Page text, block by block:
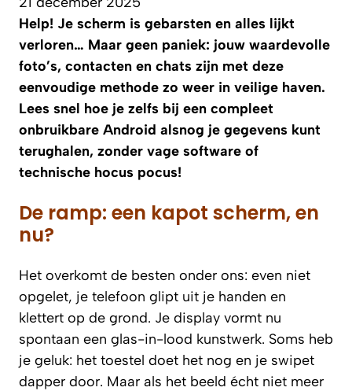
Help! Je scherm is gebarsten en alles lijkt
verloren… Maar geen paniek: jouw waardevolle
foto’s, contacten en chats zijn met deze
eenvoudige methode zo weer in veilige haven.
Lees snel hoe je zelfs bij een compleet
onbruikbare Android alsnog je gegevens kunt
terughalen, zonder vage software of
technische hocus pocus!
De ramp: een kapot scherm, en
nu?
Het overkomt de besten onder ons: even niet
opgelet, je telefoon glipt uit je handen en
klettert op de grond. Je display vormt nu
spontaan een glas-in-lood kunstwerk. Soms heb
je geluk: het toestel doet het nog en je swipet
dapper door. Maar als het beeld écht niet meer